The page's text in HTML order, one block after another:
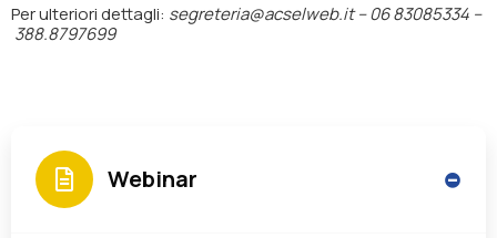
Per ulteriori dettagli: segreteria@acselweb.it –06 83085334 –
388.8797699
Webinar